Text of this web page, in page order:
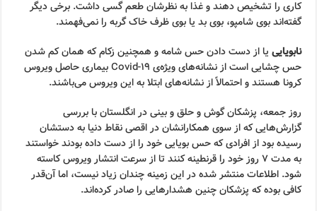
کاری را تشخیص دهند و غذا به نظرشان طعم گسی داشت. برخی دیگر
گفته‌اند بوی شامپو، بوی بد یا بوی ظرف خاک گربه را نمی‌فهمند.
نابویایی یا از دست دادن حس شامه و همچنین زکام که همان کم شدن
حس چشایی است از نشانه‌های ویژه‌ی Covid-19 بیماری حاصل ویروس
کرونا هستند و احتمالاً از نشانه‌های ابتلا به این ویروس می‌باشند.
روز جمعه، پزشکان گوش و حلق و بینی در انگلستان با بررسی
گزارش‌هایی که از سوی همکارانشان در اقصی نقاط دنیا به دستشان
رسیده بود از افرادی که حس بویایی خود را از دست داده بودند خواستند
به مدت ۷ روز خود را قرنطینه کنند تا از سرعت انتشار ویروس کاسته
شود. اطلاعات منتشر شده در این زمینه چندان زیاد نیست، اما آن‌قدر
کافی بوده که پزشکان چنین هشدارهایی را صادر کرده‌اند.